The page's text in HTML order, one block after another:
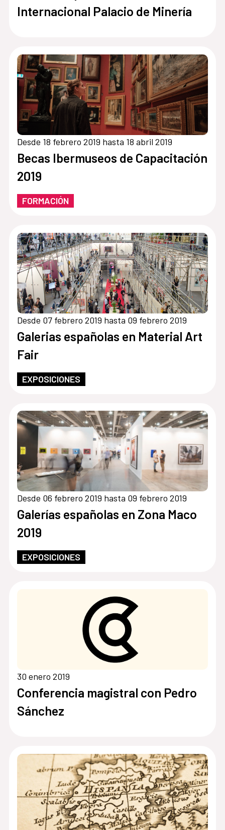
Internacional Palacio de Minería
Desde 18 febrero 2019 hasta 18 abril 2019
Becas Ibermuseos de Capacitación
2019
FORMACIÓN
Desde 07 febrero 2019 hasta 09 febrero 2019
Galerias españolas en Material Art
Fair
EXPOSICIONES
Desde 06 febrero 2019 hasta 09 febrero 2019
Galerías españolas en Zona Maco
2019
EXPOSICIONES
30 enero 2019
Conferencia magistral con Pedro
Sánchez